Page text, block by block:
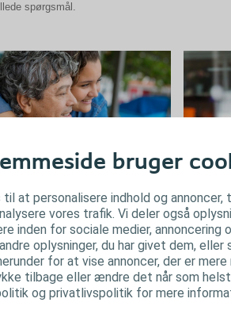
bruger
til at personalisere indhold og
vores trafik. Vi deler også
inden for sociale medier, annoncering
oplysninger, du har givet dem,
for at vise annoncer, der er
tilbage eller ændre det når som helst
og privatlivspolitik for mere
spørgsmål.
på
på vandladningsproblemer
afhængigt af om du lider af
eller urinretention.
Læs mere om symptomer på
vandladningsproblemer
En række
kan
vandet.
efter den
De